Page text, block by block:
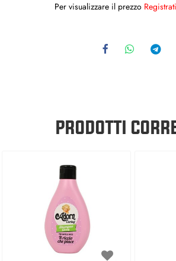
Per visualizzare il prezzo Registrati
PRODOTTI